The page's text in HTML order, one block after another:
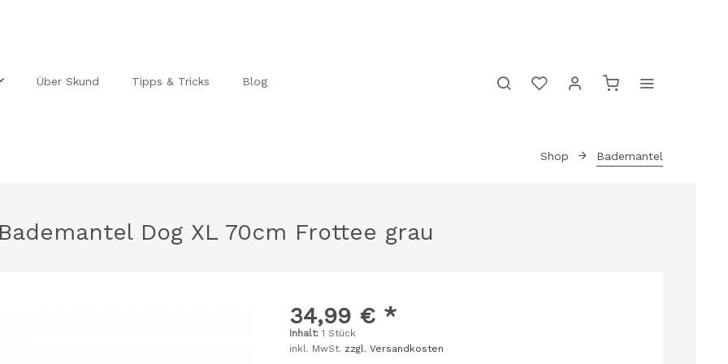
Über Skund Tipps & Tricks Blog
Bademantel
Shop Bademantel
Dog XL 70cm Frottee grau
34,99 € *
Inhalt:1 Stück
inkl. MwSt. zzgl. Versandkosten